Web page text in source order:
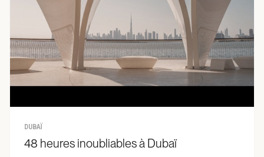
DUBAÏ
48 heures inoubliables à Dubaï